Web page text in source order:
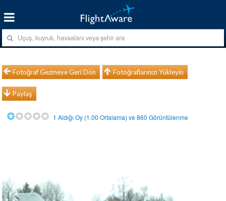
Fotoğraf Gezmeye Geri Dön Fotoğraflarınızı Yükleyin
Paylaş
1 Aldığı Oy (1.00 Ortalama) ve860 Görüntülenme